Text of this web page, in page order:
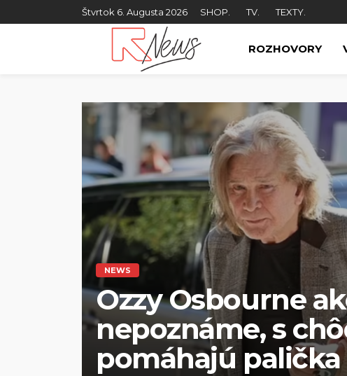
Štvrtok 6. Augusta 2026 SHOP. TV. TEXTY.
ROZHOVORY
NEWS
Ozzy Osbourne
nepoznáme, s
pomáhajú